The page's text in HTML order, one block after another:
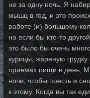
не за одну ночь. Я
мышц в год, и это
работе (и) большому
но если бы кто-то
это было бы очень
курицы, жареную
приемах пищи в день.
ночи, чтобы поесть и
к этому. Когда вы так